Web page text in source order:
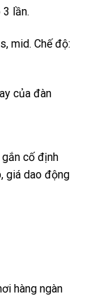
lần.
mid. Chế độ:
của đàn
cố định
giá dao động
hàng ngàn